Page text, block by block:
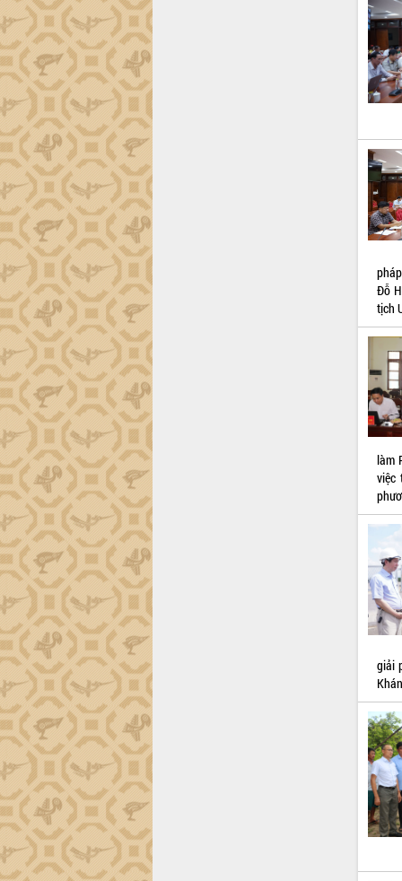
Đỗ
tịch
làm
việc
giải